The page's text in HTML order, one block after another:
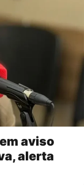
aviso
alerta